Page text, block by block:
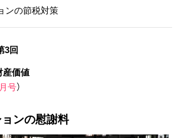
ンの節税対策
3回
産価値
号）
ンの慰謝料